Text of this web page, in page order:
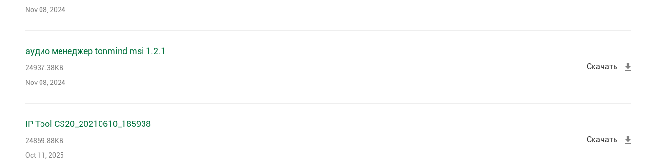
Nov 08, 2024
аудио менеджер tonmind msi 1.2.1
24937.38KB
Nov 08, 2024
Скачать
IP Tool CS20_20210610_185938
24859.88KB
Oct 11, 2025
Скачать